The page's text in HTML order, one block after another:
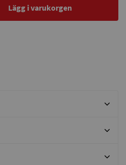
Lägg i varukorgen